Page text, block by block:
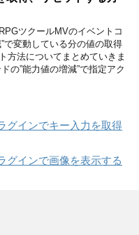
ツクールMVのイベントコ
で変動している分の値の取得
方法についてまとめていきま
の”能力値の増減”で指定アク
グインでキー入力を取得
グインで画像を表示する